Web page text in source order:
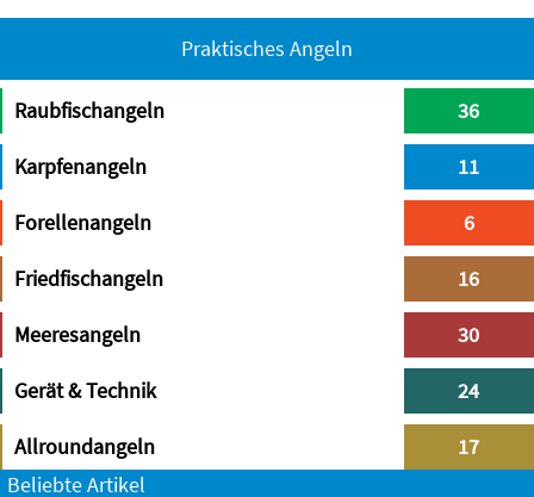
Praktisches Angeln
Raubfischangeln 36
Karpfenangeln 11
Forellenangeln 6
Friedfischangeln 16
Meeresangeln 30
Gerät & Technik 24
Allroundangeln
17
Beliebte Artikel